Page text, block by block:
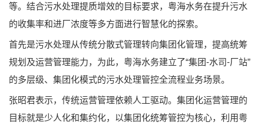
等。 结合污水处理提质增效的目标要求，粤海水务在提升污水
的收集率和进厂浓度等多方面进行智慧化的探索。
首先是污水处理从传统分散式管理转向集团化管理，提高统筹
规划及运营管理能力，为此，粤海水务建立了“集团-水司-厂站”
的多层级、集团化模式的污水处理管控全流程业务场景。
张昭君表示，传统运营管理依赖人工驱动。集团化运营管理的
目标就是少人化和集约化，以集团化统筹管控为核心，利用粤